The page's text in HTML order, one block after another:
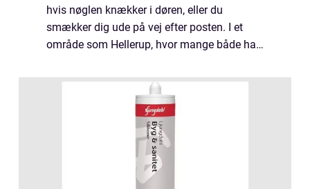
hvis nøglen knækker i døren, eller du
smækker dig ude på vej efter posten. I et
område som Hellerup, hvor mange både har
transport, spiller en pålidelig låsesmed ...